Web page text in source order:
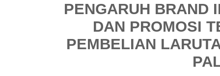
PENGARUH BRAND
DAN PROMOSI
PEMBELIAN